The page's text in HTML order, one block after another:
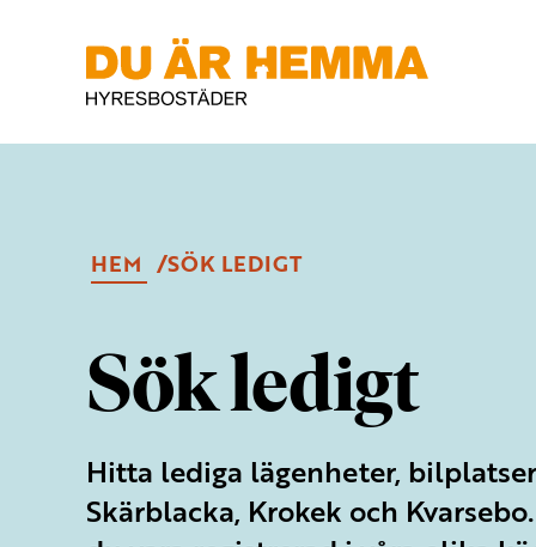
HEM SÖK LEDIGT
Sök ledigt
Hitta lediga lägenheter,
Skärblacka, Krokek och